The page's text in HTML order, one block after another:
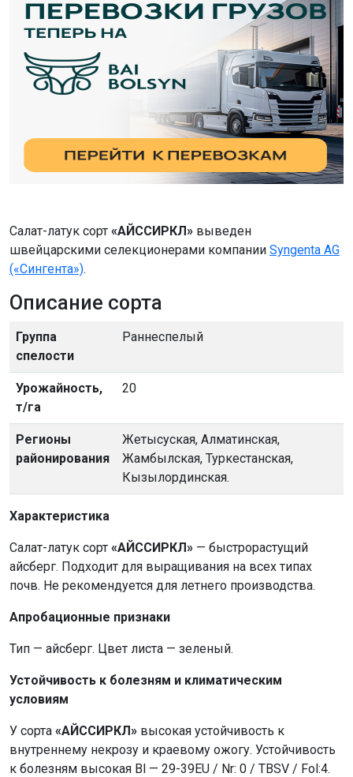
Салат-латук сорт «АЙССИРКЛ» выведен
швейцарскими селекционерами компании Syngenta AG
(«Сингента»).
Описание сорта
Группа
спелости
Раннеспелый
Урожайность,
т/га
20
Регионы
районирования
Жетысуская, Алматинская,
Жамбылская, Туркестанская,
Кызылординская.
Характеристика
Салат-латук сорт «АЙССИРКЛ» — быстрорастущий
айсберг. Подходит для выращивания на всех типах
почв. Не рекомендуется для летнего производства.
Апробационные признаки
Тип — айсберг. Цвет листа — зеленый.
Устойчивость к болезням и климатическим
условиям
У сорта «АЙССИРКЛ» высокая устойчивость к
внутреннему некрозу и краевому ожогу. Устойчивость
к болезням высокая Bl — 29-39EU / Nr: 0 / TBSV / Fol:4.